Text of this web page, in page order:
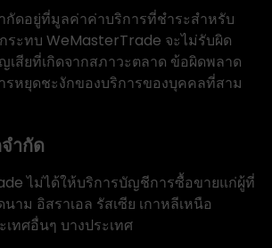
กัดอยู่ที่มูลค่าค่าบริการที่ชำระสำหรับ
ะทบ WeMasterTrade จะไม่รับผิด
สียที่เกิดจากสภาวะตลาด ข้อผิดพลาด
รหยุดชะงักของบริการของบุคคลที่สาม
ำกัด
ไม่ได้ให้บริการบัญชีการซื้อขายแก่ผู้ที่
าม อิสราเอล รัสเซีย เกาหลีเหนือ
ทศอื่นๆ บางประเทศ